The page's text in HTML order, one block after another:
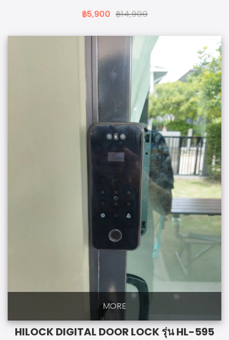
฿5,900 ฿14,900
MORE
HILOCK DIGITAL DOOR LOCK รุ่น HL-595